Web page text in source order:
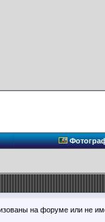
на форуме или не